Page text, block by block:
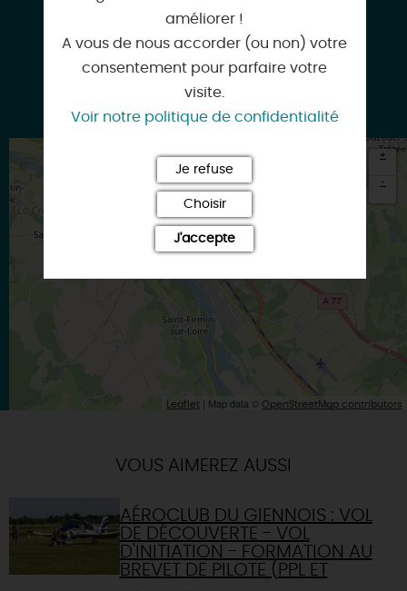
06 83 57 56 85
×
Itinéraire vers
BRIARE
+
-
Leaflet | Map data © OpenStreetMap contributors
VOUS AIMEREZ AUSSI
AÉROCLUB DU GIENNOIS : VOL
DE DÉCOUVERTE - VOL
D'INITIATION - FORMATION AU
BREVET DE PILOTE (PPL ET
améliorer !
A vous de nous accorder (ou non) votre
consentement pour parfaire votre
visite.
Voir notre politique de confidentialité
Je refuse
Choisir
J'accepte